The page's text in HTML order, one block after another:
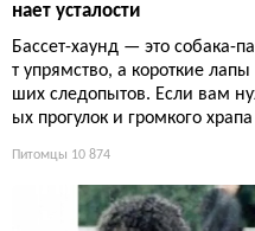
нает усталости
Бассет-хаунд — это собака-
т упрямство, а короткие
ших следопытов. Если вам
ых прогулок и громкого
Питомцы 10 874